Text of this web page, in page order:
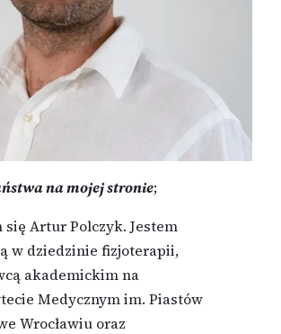
na mojej stronie;
się Artur Polczyk. Jestem
w dziedzinie fizjoterapii,
akademickim na
Medycznym im. Piastów
Wrocławiu oraz